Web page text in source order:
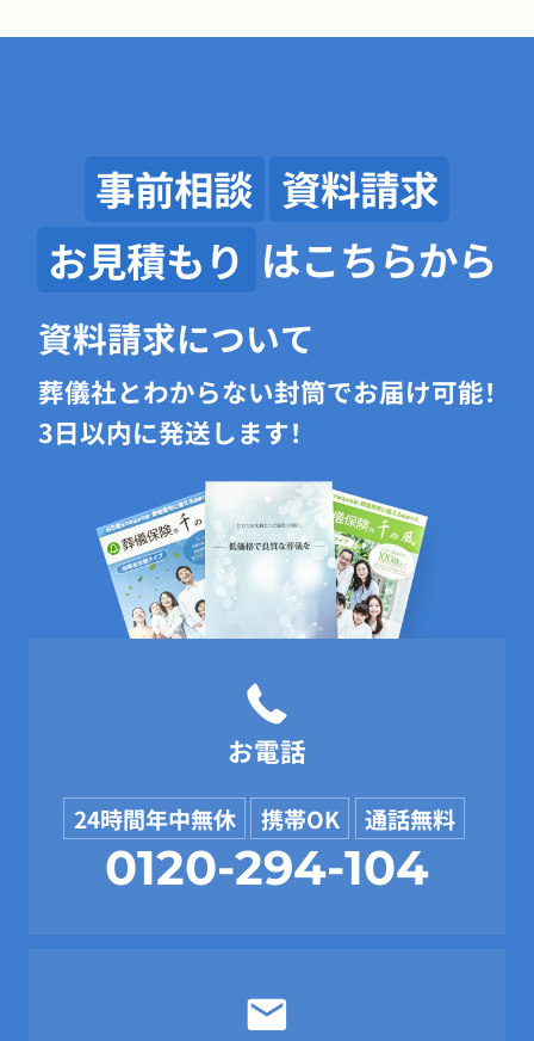
事前相談 資料請求
お見積もり はこちらから
資料請求について
葬儀社とわからない封筒でお届け可能！
3日以内に発送します！
お電話
24時間年中無休 携帯OK 通話無料
0120-294-104